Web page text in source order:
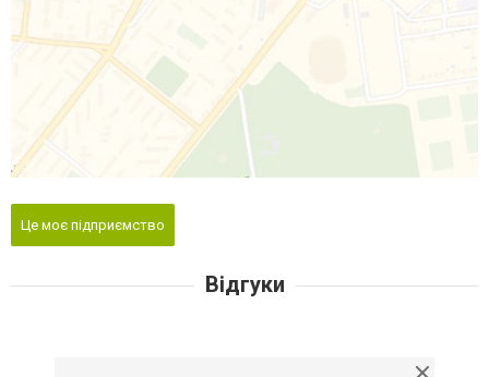
Це моє підприємство
Відгуки